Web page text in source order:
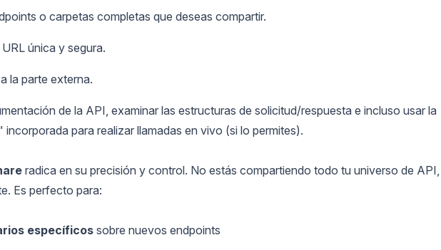
o carpetas completas que deseas compartir.
única y segura.
la parte externa.
de la API, examinar las estructuras de solicitud/respuesta e incluso usar la
para realizar llamadas en vivo (si lo permites).
radica en su precisión y control. No estás compartiendo todo tu universo de API,
Es perfecto para:
específicos sobre nuevos endpoints